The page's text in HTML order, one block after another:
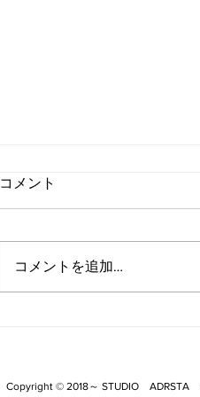
四国にある神仙境
コメント
コメントを追加…
Copyright © 2018～ STUDIO